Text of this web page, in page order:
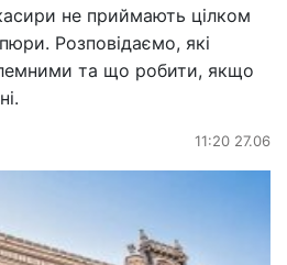
не приймають цілком
Розповідаємо, які
та що робити, якщо
11:20 27.06